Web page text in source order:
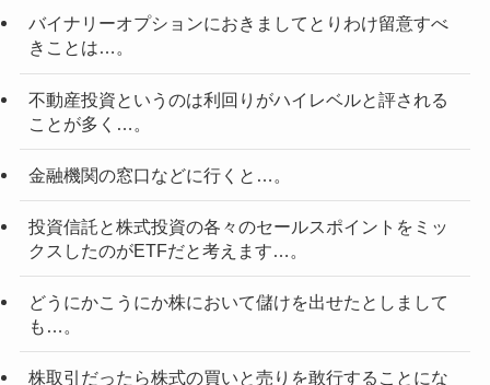
バイナリーオプションにおきましてとりわけ留意すべ
きことは…。
不動産投資というのは利回りがハイレベルと評される
ことが多く…。
金融機関の窓口などに行くと…。
投資信託と株式投資の各々のセールスポイントをミッ
クスしたのがETFだと考えます…。
どうにかこうにか株において儲けを出せたとしまして
も…。
株取引だったら株式の買いと売りを敢行することにな